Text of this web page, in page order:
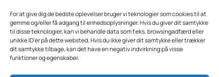
For at give dig de bedste oplevelser bruger vi teknologier som cookies til at
gemme og/eller få adgang til enhedsoplysninger. Hvis du giver dit samtykke
til disse teknologier, kan vi behandle data som f.eks. browsingadfærd eller
unikke ID'er på dette websted. Hvis du ikke giver dit samtykke eller trækker
dit samtykke tilbage, kan det have en negativ indvirkning på visse
funktioner og egenskaber.
Firmaoplysninger
CVR: 44125234
Kongensgade 36B, 1, Odense 5000, Danmark
Marcus@tjekfitness.dk